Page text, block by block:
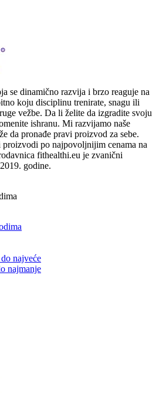
se dinamično razvija i brzo reaguje na
koju disciplinu trenirate, snagu ili
vežbe. Da li želite da izgradite svoju
ishranu. Mi razvijamo naše
da pronađe pravi proizvod za sebe.
po najpovoljnijim cenama na
fithealthi.eu je zvanični
godine.
najveće
najmanje